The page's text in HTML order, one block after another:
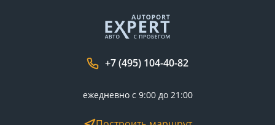
+7 (495) 104-40-82
ежедневно с 9:00 до 21:00